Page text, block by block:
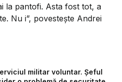
la pantofi. Asta fost tot, a
Nu i”, povestește Andrei
militar voluntar. Șeful